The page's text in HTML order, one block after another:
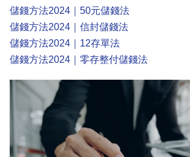
儲錢方法2024｜50元儲錢法
儲錢方法2024｜信封儲錢法
儲錢方法2024｜12存單法
儲錢方法2024｜零存整付儲錢法